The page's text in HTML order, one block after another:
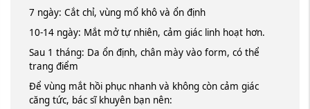
7 ngày: Cắt chỉ, vùng mổ khô và ổn định
10-14 ngày: Mắt mở tự nhiên, cảm giác linh hoạt hơn.
Sau 1 tháng: Da ổn định, chân mày vào form, có thể
trang điểm
Để vùng mắt hồi phục nhanh và không còn cảm giác
căng tức, bác sĩ khuyên bạn nên: